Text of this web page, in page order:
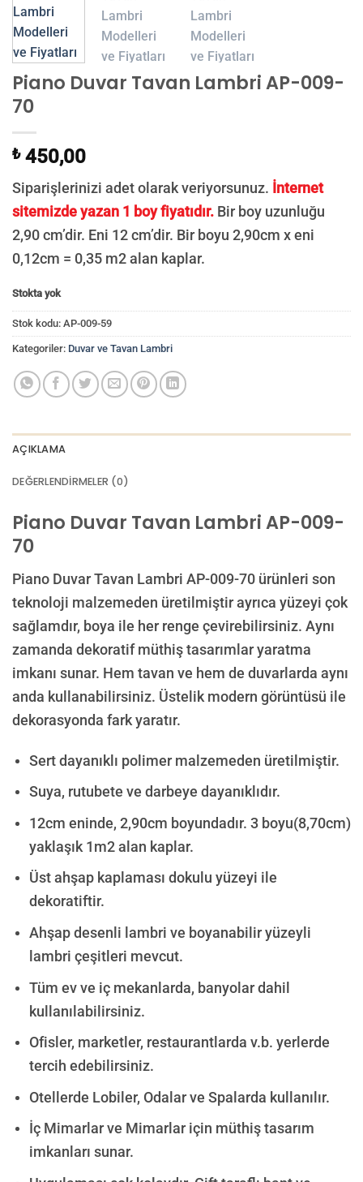
Piano Duvar Tavan Lambri AP-009-
70
₺450,00
Siparişlerinizi adet olarak veriyorsunuz. İnternet
sitemizde yazan 1 boy fiyatıdır. Bir boy uzunluğu
2,90 cm’dir. Eni 12 cm’dir. Bir boyu 2,90cm x eni
0,12cm = 0,35 m2 alan kaplar.
Stokta yok
Stok kodu: AP-009-59
Kategoriler: Duvar ve Tavan Lambri
AÇIKLAMA
DEĞERLENDIRMELER (0)
Piano Duvar Tavan Lambri AP-009-
70
Piano Duvar Tavan Lambri AP-009-70 ürünleri son
teknoloji malzemeden üretilmiştir ayrıca yüzeyi çok
sağlamdır, boya ile her renge çevirebilirsiniz. Aynı
zamanda dekoratif müthiş tasarımlar yaratma
imkanı sunar. Hem tavan ve hem de duvarlarda aynı
anda kullanabilirsiniz. Üstelik modern görüntüsü ile
dekorasyonda fark yaratır.
Sert dayanıklı polimer malzemeden üretilmiştir.
Suya, rutubete ve darbeye dayanıklıdır.
12cm eninde, 2,90cm boyundadır. 3 boyu(8,70cm)
yaklaşık 1m2 alan kaplar.
Üst ahşap kaplaması dokulu yüzeyi ile
dekoratiftir.
Ahşap desenli lambri ve boyanabilir yüzeyli
lambri çeşitleri mevcut.
Tüm ev ve iç mekanlarda, banyolar dahil
kullanılabilirsiniz.
Ofisler, marketler, restaurantlarda v.b. yerlerde
tercih edebilirsiniz.
Otellerde Lobiler, Odalar ve Spalarda kullanılır.
İç Mimarlar ve Mimarlar için müthiş tasarım
imkanları sunar.